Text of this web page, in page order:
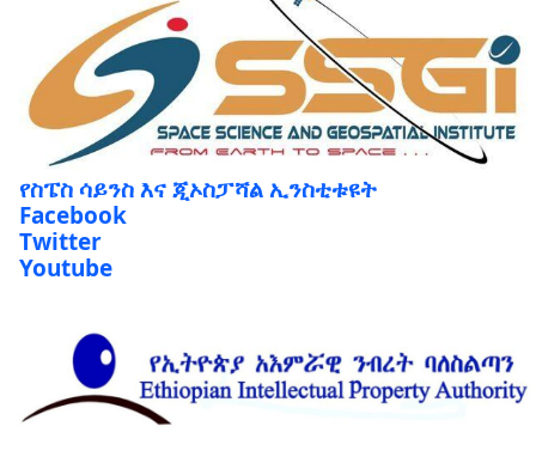
የስፔስ ሳይንስ እና ጂኦስፓሻል ኢንስቲቱዩት
Facebook
Twitter
Youtube